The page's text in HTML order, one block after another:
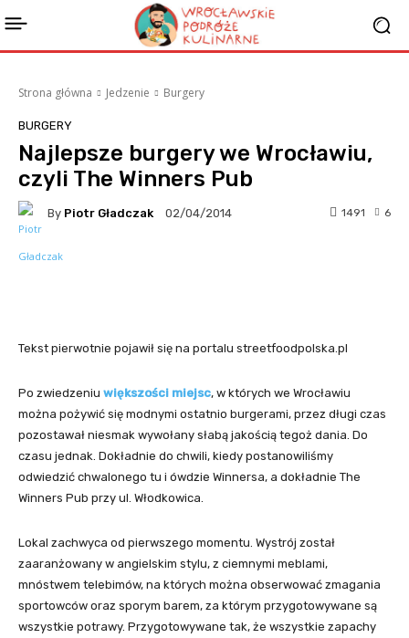
Strona główna Jedzenie Burgery
BURGERY
Najlepsze burgery we Wrocławiu,
czyli The Winners Pub
By Piotr Gładczak 02/04/2014 6
1491
Tekst pierwotnie pojawił się na portalu streetfoodpolska.pl
Po zwiedzeniu większości miejsc, w których we Wrocławiu
można pożywić się modnymi ostatnio burgerami, przez długi czas
pozostawał niesmak wywołany słabą jakością tegoż dania. Do
czasu jednak. Dokładnie do chwili, kiedy postanowiliśmy
odwiedzić chwalonego tu i ówdzie Winnersa, a dokładnie The
Winners Pub przy ul. Włodkowica.
Lokal zachwyca od pierwszego momentu. Wystrój został
zaaranżowany w angielskim stylu, z ciemnymi meblami,
mnóstwem telebimów, na których można obserwować zmagania
sportowców oraz sporym barem, za którym przygotowywane są
wszystkie potrawy. Przygotowywane tak, że wszystkie zapachy